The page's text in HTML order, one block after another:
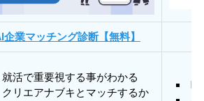
企業マッチング診断【無料】
就活で重要視する事がわかる
クリエアナブキとマッチするか